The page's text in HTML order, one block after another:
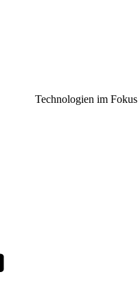
Technologien im Fokus